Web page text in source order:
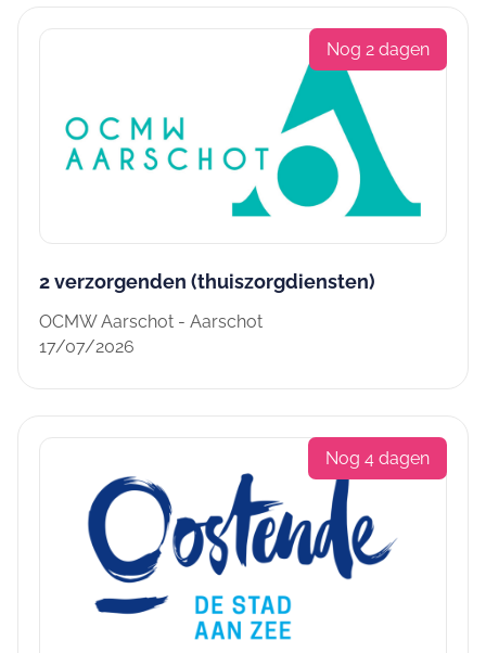
Nog 2 dagen
2 verzorgenden (thuiszorgdiensten)
OCMW Aarschot - Aarschot
17/07/2026
Nog 4 dagen